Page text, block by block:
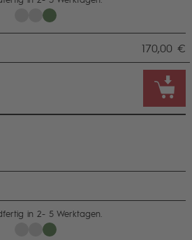
170,00 €
in 2- 5 Werktagen.